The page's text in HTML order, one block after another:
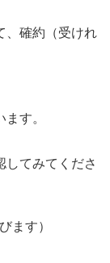
、確約（受けれ
す。
してみてくださ
ます）